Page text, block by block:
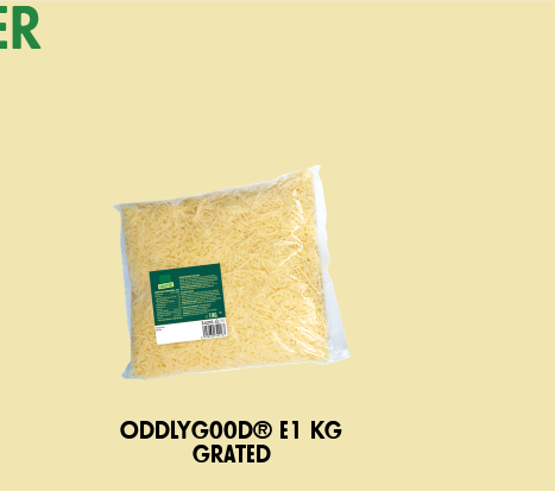
Oddlygood® e1 kg
grated